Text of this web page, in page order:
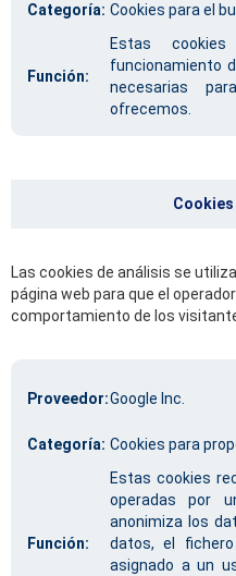
Categoría: Cookies para el
Función:
Estas
funcionamiento
necesarias
ofrecemos.
Las cookies de análisis se
página web para que el
comportamiento de los
Proveedor:Google Inc.
Categoría: Cookies para
Función:
Estas cookies
operadas por
anonimiza los
datos, el
asignado a un